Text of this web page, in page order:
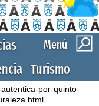
Menú
Turismo
por-quinto-